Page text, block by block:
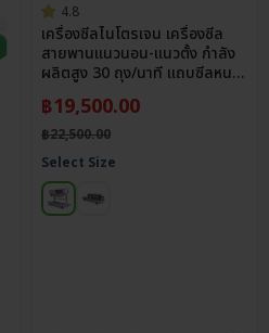
4.8
เครื่องซีลไนโตรเจน เครื่องซีล
สายพานแนวนอน-แนวตั้ง กำลัง
ผลิตสูง 30 ถุง/นาที แถบซีลหนา
฿19,500.00
฿22,500.00
Select Size